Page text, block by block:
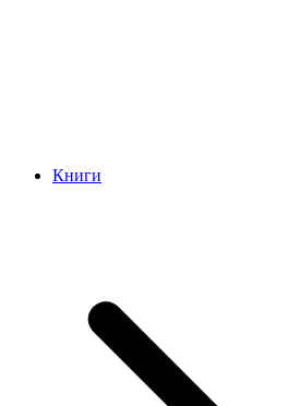
Книги